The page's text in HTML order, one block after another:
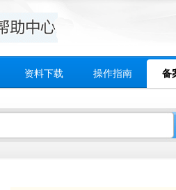
资料下载 操作指南 备